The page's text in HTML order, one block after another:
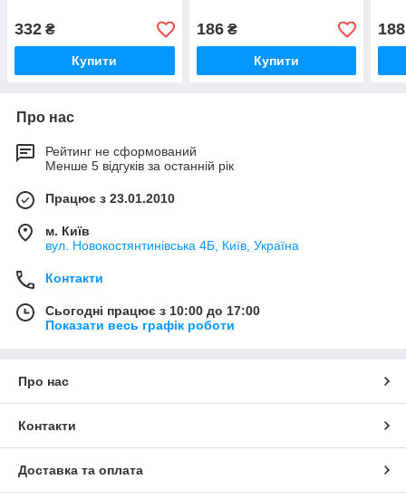
332 ₴
Купити
186₴
Купити
188
Про нас
Рейтинг не сформований
Менше 5 відгуків за останній рік
Працює з 23.01.2010
м. Київ
вул. Новокостянтинівська 4Б, Київ, Україна
Контакти
Сьогодні працює з 10:00 до 17:00
Показати весь графік роботи
Про нас
Контакти
Доставка та оплата